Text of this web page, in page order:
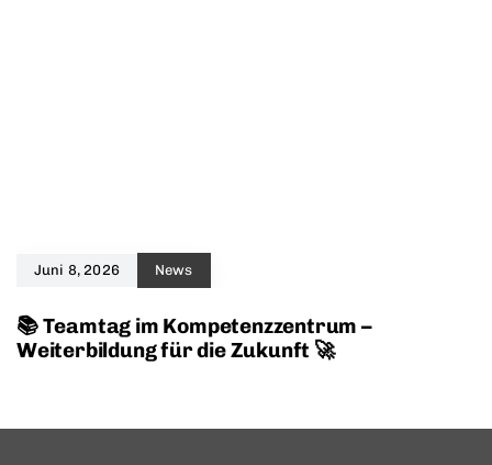
Juni 8, 2026 News
📚 Teamtag im Kompetenzzentrum –
Weiterbildung für die Zukunft 🚀